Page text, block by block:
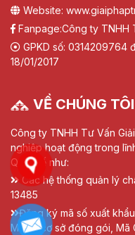
Website:
Fanpage:Công ty TNHH
GPKD số: 0314209764
18/01/2017
VỀ CHÚNG TÔI
Công ty TNHH Tư Vấn
nghiệp hoạt động trong
Quốc tế như:
Các hệ thống quản lý
13485
Đăng ký mã số xuất
Mã số cơ sở đóng gói, Mã